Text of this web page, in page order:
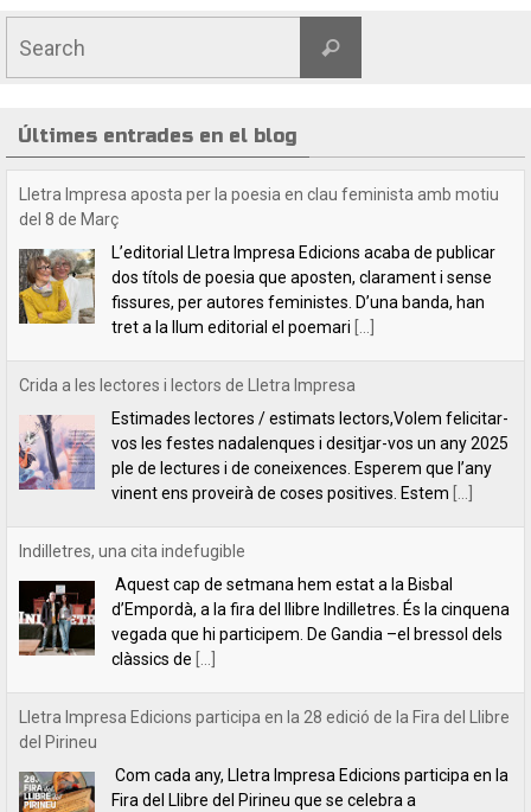
Últimes entrades en el blog
Crida a les lectores i lectors de Lletra Impresa
Estimades lectores / estimats lectors,Volem felicitar-
vos les festes nadalenques i desitjar-vos un any 2025
ple de lectures i de coneixences. Esperem que l’any
vinent ens proveirà de coses positives. Estem [...]
Indilletres, una cita indefugible
Aquest cap de setmana hem estat a la Bisbal
d’Empordà, a la fira del llibre Indilletres. És la cinquena
vegada que hi participem. De Gandia –el bressol dels
clàssics de[...]
Lletra Impresa Edicions participa en la 28 edició de la Fira del Llibre
del Pirineu
Com cada any, Lletra Impresa Edicions participa en la
Fira del Llibre del Pirineu que se celebra a
l'emblemàtic poble d'Organyà. Enguany, amb una
sèrie de novetats bibliogràfiques que paguen molt la
Un llibre per aprendre a pensar (o a desaprendre-hi)
Un llibre per aprendre a pensar (o a desaprendre-
hi)L’editorial Lletra Impresa acaba de publicar un llibre